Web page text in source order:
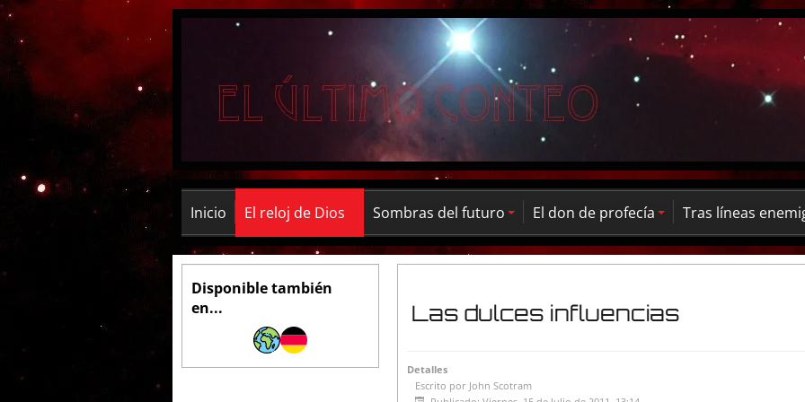
Inicio El reloj de Dios Sombras del futuro El don de profecía Tras líneas
Disponible también
en...
Las dulces influencias
Detalles
Escrito por John Scotram